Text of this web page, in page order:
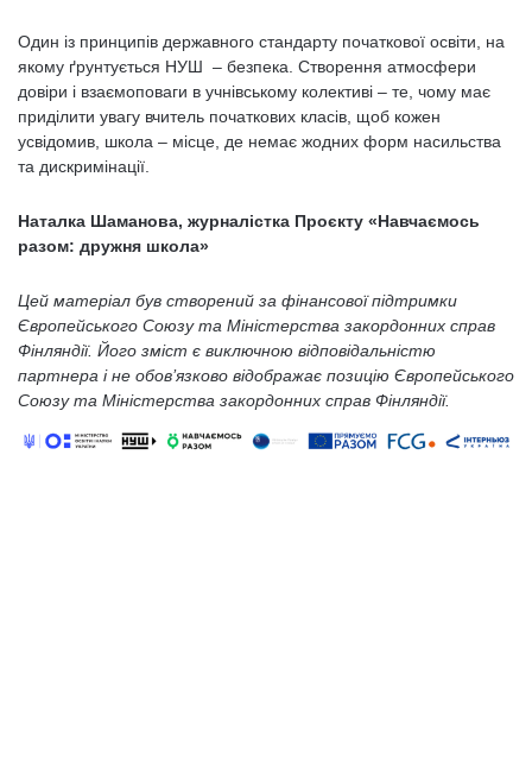
Один із принципів державного стандарту початкової освіти, на
якому ґрунтується НУШ – безпека. Створення атмосфери
довіри і взаємоповаги в учнівському колективі – те, чому має
приділити увагу вчитель початкових класів, щоб кожен
усвідомив, школа – місце, де немає жодних форм насильства
та дискримінації.
Наталка Шаманова, журналістка Проєкту «Навчаємось
разом: дружня школа»
Цей матеріал був створений за фінансової підтримки
Європейського Союзу та Міністерства закордонних справ
Фінляндії. Його зміст є виключною відповідальністю
партнера і не обов’язково відображає позицію Європейського
Союзу та Міністерства закордонних справ Фінляндії.